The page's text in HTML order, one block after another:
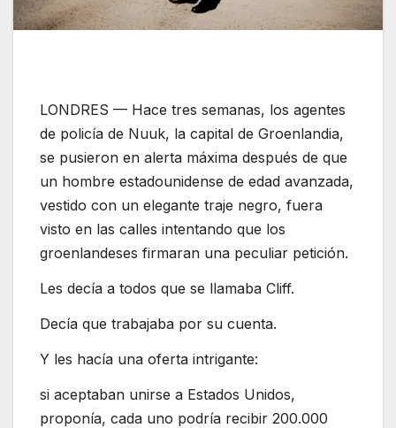
LONDRES — Hace tres semanas, los agentes
de policía de Nuuk, la capital de Groenlandia,
se pusieron en alerta máxima después de que
un hombre estadounidense de edad avanzada,
vestido con un elegante traje negro, fuera
visto en las calles intentando que los
groenlandeses firmaran una peculiar petición.
Les decía a todos que se llamaba Cliff.
Decía que trabajaba por su cuenta.
Y les hacía una oferta intrigante:
si aceptaban unirse a Estados Unidos,
proponía, cada uno podría recibir 200.000